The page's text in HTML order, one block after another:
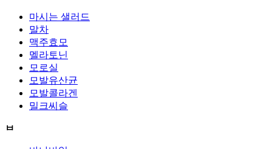
마시는 샐러드
말차
맥주효모
멜라토닌
모로실
모발유산균
모발콜라겐
밀크씨슬
ㅂ